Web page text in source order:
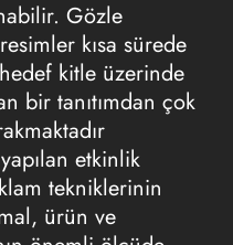
Gözle
kısa sürede
kitle üzerinde
bir tanıtımdan çok
etkinlik
tekniklerinin
ürün ve